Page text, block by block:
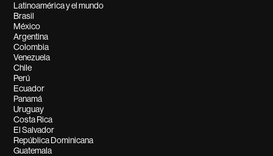
Latinoamérica y el mundo
Brasil
México
Argentina
Colombia
Venezuela
Chile
Perú
Ecuador
Panamá
Uruguay
Costa Rica
El Salvador
República Dominicana
Guatemala